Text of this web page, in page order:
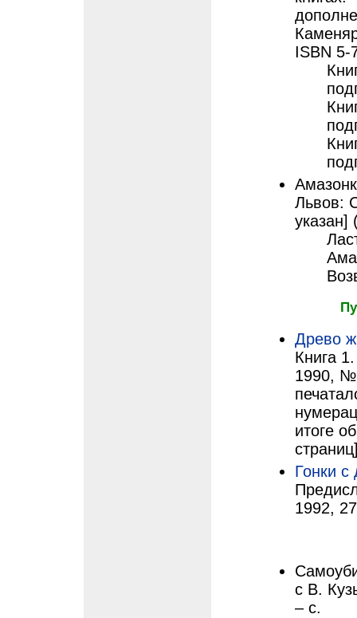
ISBN 5-
Львов:
указан]
Древо
Книга
1990,
итоге
Гонки с
1992,
с В.
– с.